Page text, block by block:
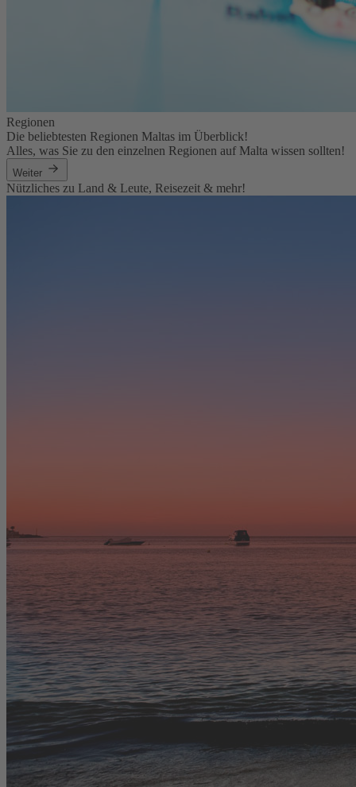
Regionen
Die beliebtesten Regionen Maltas im Überblick!
Alles, was Sie zu den einzelnen Regionen auf Malta wissen sollten!
Weiter
Nützliches zu Land & Leute, Reisezeit & mehr!